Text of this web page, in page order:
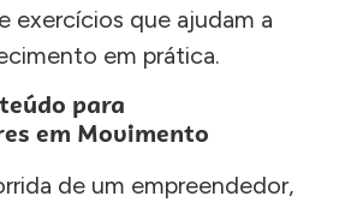
exercícios que ajudam a
em prática.
para
em Movimento
de um empreendedor,